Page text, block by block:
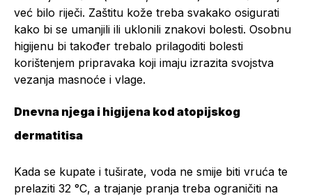
već bilo riječi. Zaštitu kože treba svakako osigurati
kako bi se umanjili ili uklonili znakovi bolesti. Osobnu
higijenu bi također trebalo prilagoditi bolesti
korištenjem pripravaka koji imaju izrazita svojstva
vezanja masnoće i vlage.
Dnevna njega i higijena kod atopijskog
dermatitisa
Kada se kupate i tuširate, voda ne smije biti vruća te
prelaziti 32 °C, a trajanje pranja treba ograničiti na